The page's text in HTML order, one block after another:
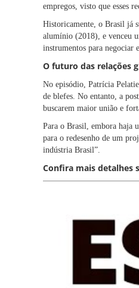
empregos, visto que esses
Historicamente, o Brasil já
alumínio (2018), e venceu
instrumentos para negociar
O futuro das relações
No episódio, Patrícia
de blefes. No entanto, a
buscarem maior união e
Para o Brasil, embora haja
para o redesenho de um
indústria Brasil”.
Confira mais detalhes